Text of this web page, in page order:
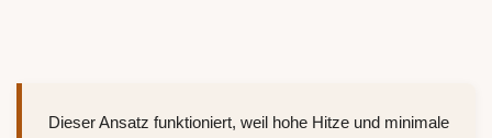
Dieser Ansatz funktioniert, weil hohe Hitze und minimale